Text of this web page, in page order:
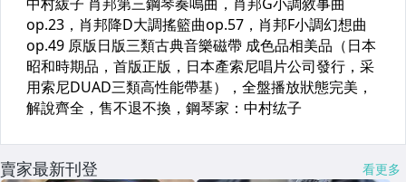
賣家最新刊登 看更多